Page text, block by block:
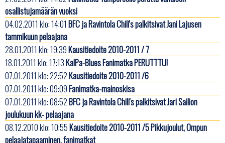
osallistujamäärän vuoksi
04.02.2011 klo: 14:01 BFC ja Ravintola Chili's palkitsivat Jani Lajusen
tammikuun pelaajana
28.01.2011 klo: 19:39Kausitiedoite 2010-2011 / 7
18.01.2011 klo: 17:13KalPa-Blues Fanimatka PERUTTTU!
07.01.2011 klo: 22:52Kausitiedoite 2010-2011 /6
07.01.2011 klo: 09:09Fanimatka-mainoskisa
07.01.2011 klo: 08:52BFC ja Ravintola Chili's palkitsivat Jari Sailion
joulukuun kk- pelaajana
08.12.2010 klo: 10:55Kausitiedoite 2010-2011 /5 Pikkujoulut, Ompun
pelaajatapaaminen, fanimatkat